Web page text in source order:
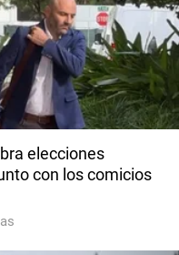
elecciones
con los comicios